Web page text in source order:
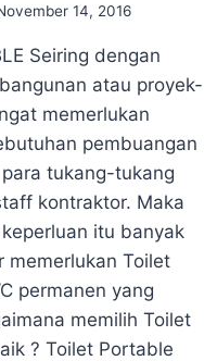
14, 2016
Seiring dengan
atau proyek-
memerlukan
pembuangan
tukang-tukang
kontraktor. Maka
itu banyak
memerlukan Toilet
permanen yang
memilih Toilet
? Toilet Portable